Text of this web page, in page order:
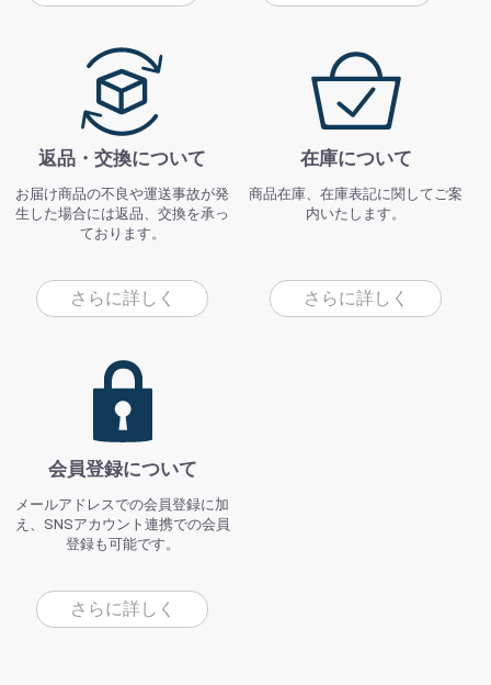
返品・交換について
お届け商品の不良や運送事故が発
生した場合には返品、交換を承っ
ております。
さらに詳しく
在庫について
商品在庫、在庫表記に関してご案
内いたします。
さらに詳しく
会員登録について
メールアドレスでの会員登録に加
え、SNSアカウント連携での会員
登録も可能です。
さらに詳しく